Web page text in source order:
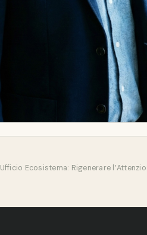
Ufficio Ecosistema: Rigenerare